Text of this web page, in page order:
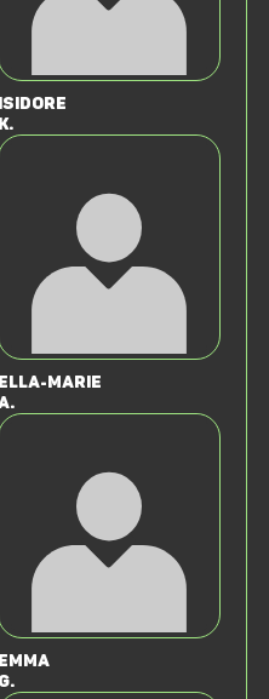
Isidore
K.
Ella-Marie
Emma
G.